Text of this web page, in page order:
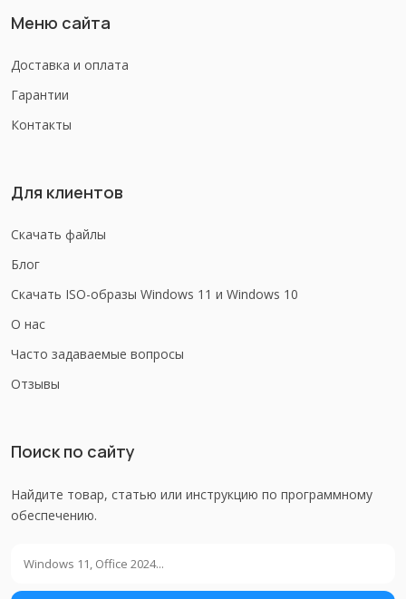
Меню сайта
Доставка и оплата
Гарантии
Контакты
Для клиентов
Скачать файлы
Блог
Скачать ISO-образы Windows 11 и Windows 10
О нас
Часто задаваемые вопросы
Отзывы
Поиск по сайту
Найдите товар, статью или инструкцию по программному
обеспечению.